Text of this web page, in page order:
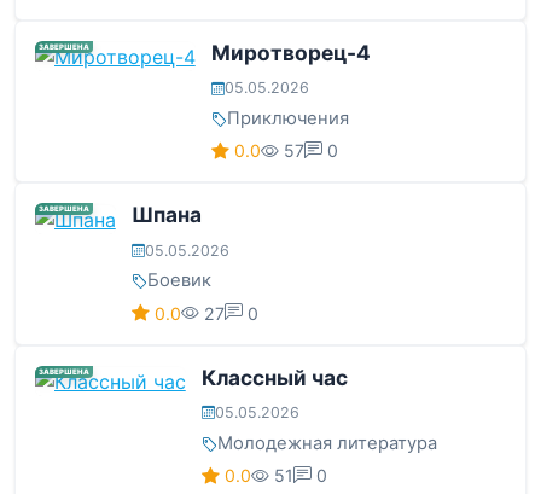
ЗАВЕРШЕНА Миротворец-4
05.05.2026
Приключения
0.0 57 0
ЗАВЕРШЕНА Шпана
05.05.2026
Боевик
0.0 27 0
ЗАВЕРШЕНА Классный час
05.05.2026
Молодежная литература
0.0 51 0